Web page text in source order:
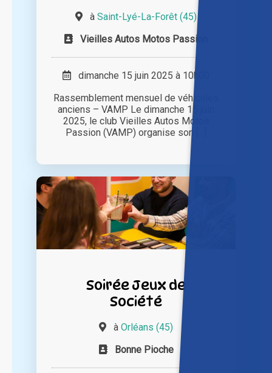
à Saint-Lyé-La-Forêt (45)
Vieilles Autos Motos Passion
dimanche 15 juin 2025 à 10h00
Rassemblement mensuel de véhicules
anciens – VAMP Le dimanche 15 juin
2025, le club Vieilles Autos Motos
Passion (VAMP) organise son [...]
Soirée Jeux de
Société
à Orléans (45)
Bonne Pioche